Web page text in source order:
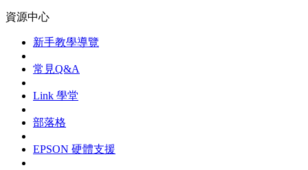
資源中心
新手教學導覽
常見Q&A
Link 學堂
部落格
EPSON 硬體支援